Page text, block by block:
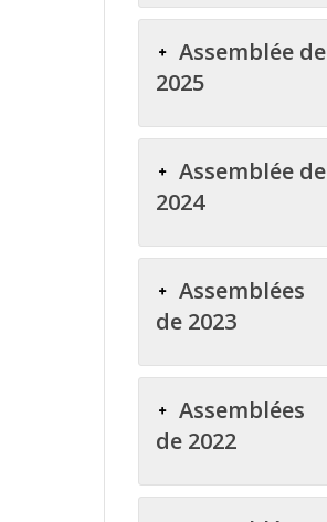
Assemblée de
2025
Assemblée de
2024
Assemblées
de 2023
Assemblées
de 2022